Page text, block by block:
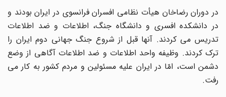
در دوران رضاخان هیأت نظامی افسران فرانسوی در ایران بودند و
در دانشکده افسری و دانشگاه جنگ، اطلاعات و ضد اطلاعات
تدریس می کردند. آنها قبل از شروع جنگ جهانی دوم ایران را
ترک کردند. وظیفه واحد اطلاعات و ضد اطلاعات آگاهی از وضع
دشمن است، امّا در ایران علیه مسئولین و مردم کشور به کار می
رفت.